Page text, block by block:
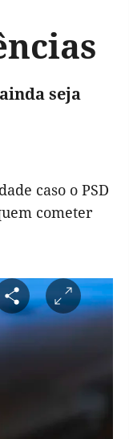
seja
caso o PSD
cometer